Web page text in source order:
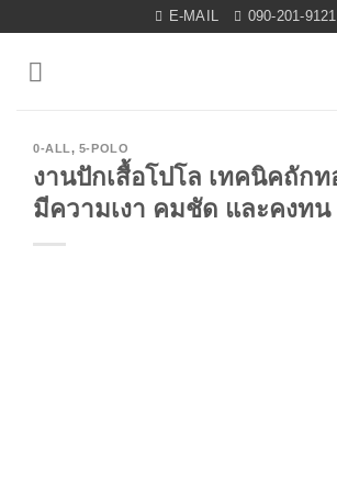
content
E-MAIL 090-201-9121
0-ALL, 5-POLO
งานปักเสื้อโปโล เทคนิคถัก
มีความเงา คมชัด และคงทน